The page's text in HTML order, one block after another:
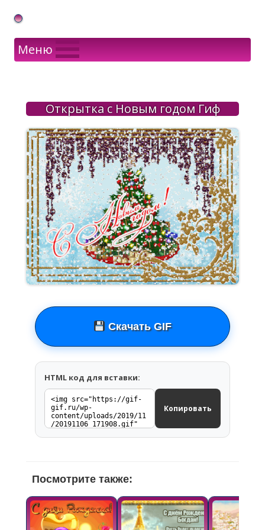
Gif Открытки в подарок
Меню
Открытка с Новым годом Гиф
Скачать GIF
HTML код для вставки:
Копировать
Посмотрите также: